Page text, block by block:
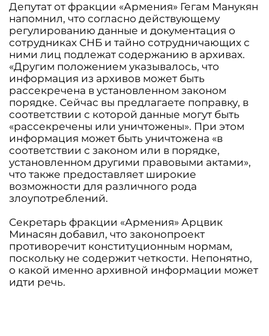
Депутат от фракции «Армения» Гегам Манукян
напомнил, что согласно действующему
регулированию данные и документация о
сотрудниках СНБ и тайно сотрудничающих с
ними лиц подлежат содержанию в архивах.
«Другим положением указывалось, что
информация из архивов может быть
рассекречена в установленном законом
порядке. Сейчас вы предлагаете поправку, в
соответствии с которой данные могут быть
«рассекречены или уничтожены». При этом
информация может быть уничтожена «в
соответствии с законом или в порядке,
установленном другими правовыми актами»,
что также предоставляет широкие
возможности для различного рода
злоупотреблений.
Секретарь фракции «Армения» Арцвик
Минасян добавил, что законопроект
противоречит конституционным нормам,
поскольку не содержит четкости. Непонятно,
о какой именно архивной информации может
идти речь.